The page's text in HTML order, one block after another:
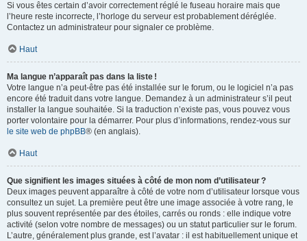
Si vous êtes certain d’avoir correctement réglé le fuseau horaire mais que
l’heure reste incorrecte, l’horloge du serveur est probablement déréglée.
Contactez un administrateur pour signaler ce problème.
Haut
Ma langue n’apparaît pas dans la liste !
Votre langue n’a peut-être pas été installée sur le forum, ou le logiciel n’a pas
encore été traduit dans votre langue. Demandez à un administrateur s’il peut
installer la langue souhaitée. Si la traduction n’existe pas, vous pouvez vous
porter volontaire pour la démarrer. Pour plus d’informations, rendez-vous sur
le site web de phpBB® (en anglais).
Haut
Que signifient les images situées à côté de mon nom d’utilisateur ?
Deux images peuvent apparaître à côté de votre nom d’utilisateur lorsque vous
consultez un sujet. La première peut être une image associée à votre rang, le
plus souvent représentée par des étoiles, carrés ou ronds : elle indique votre
activité (selon votre nombre de messages) ou un statut particulier sur le forum.
L’autre, généralement plus grande, est l’avatar : il est habituellement unique et